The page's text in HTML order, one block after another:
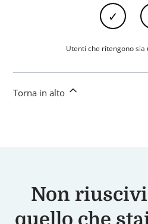
Utenti che ritengono sia
Torna in alto
Non
quello che